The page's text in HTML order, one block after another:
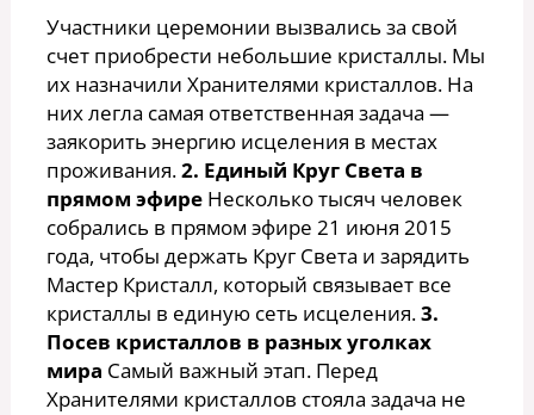
Участники церемонии вызвались за свой
счет приобрести небольшие кристаллы. Мы
их назначили Хранителями кристаллов. На
них легла самая ответственная задача —
заякорить энергию исцеления в местах
проживания.2. Единый Круг Света в
прямом эфиреНесколько тысяч человек
собрались в прямом эфире 21 июня 2015
года, чтобы держать Круг Света и зарядить
Мастер Кристалл, который связывает все
кристаллы в единую сеть исцеления.3.
Посев кристаллов в разных уголках
мира Самый важный этап. Перед
Хранителями кристаллов стояла задача не